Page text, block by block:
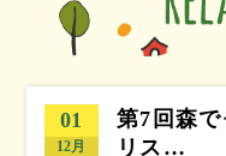
01
12月
第7回森
リス…